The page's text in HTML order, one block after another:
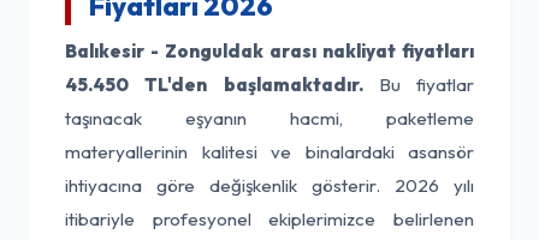
Balıkesir - Zonguldak arası nakliyat fiyatları
45.450 TL'den başlamaktadır.Bu fiyatlar
taşınacak eşyanın hacmi, paketleme
materyallerinin kalitesi ve binalardaki asansör
ihtiyacına göre değişkenlik gösterir. 2026 yılı
itibariyle profesyonel ekiplerimizce belirlenen